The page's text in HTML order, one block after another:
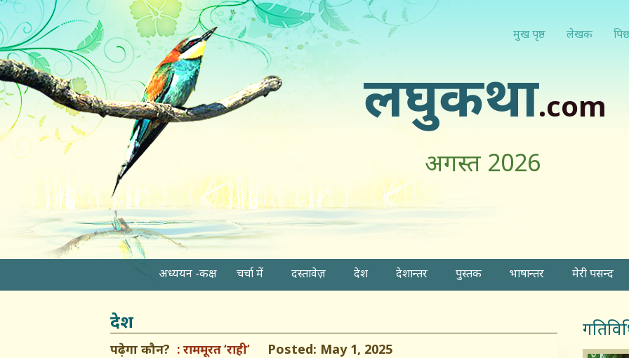
मुख पृष्ठ लेखक
लघुकथा.com
अगस्त 2026
अध्ययन -कक्ष चर्चा में दस्तावेज़ देश देशान्तर पुस्तक भाषान्तर मेरी पसन्द
देश
पढ़ेगा कौन? राममूरत ‘राही’ Posted: May 1, 2025